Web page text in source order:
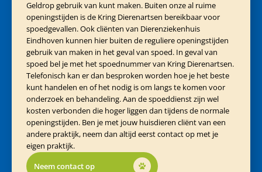
Geldrop gebruik van kunt maken. Buiten onze al ruime
openingstijden is de Kring Dierenartsen bereikbaar voor
spoedgevallen. Ook cliënten van Dierenziekenhuis
Eindhoven kunnen hier buiten de reguliere openingstijden
gebruik van maken in het geval van spoed. In geval van
spoed bel je met het spoednummer van Kring Dierenartsen.
Telefonisch kan er dan besproken worden hoe je het beste
kunt handelen en of het nodig is om langs te komen voor
onderzoek en behandeling. Aan de spoeddienst zijn wel
kosten verbonden die hoger liggen dan tijdens de normale
openingstijden. Ben je met jouw huisdieren cliënt van een
andere praktijk, neem dan altijd eerst contact op met je
eigen praktijk.
Neem contact op